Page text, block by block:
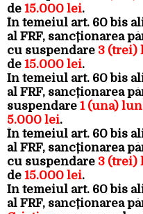
de 15.000 lei.
În temeiul art. 60 bis
al FRF, sancționarea
cu suspendare 3 (trei)
de 15.000 lei.
În temeiul art. 60 bis
al FRF, sancționarea
suspendare 1 (una)
5.000 lei.
În temeiul art. 60 bis
al FRF, sancționarea
cu suspendare 3 (trei)
de 15.000 lei.
În temeiul art. 60 bis
al FRF, sancționarea